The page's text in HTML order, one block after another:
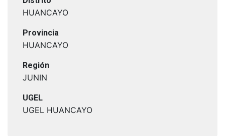
HUANCAYO
Provincia
HUANCAYO
Región
JUNIN
UGEL
UGEL HUANCAYO